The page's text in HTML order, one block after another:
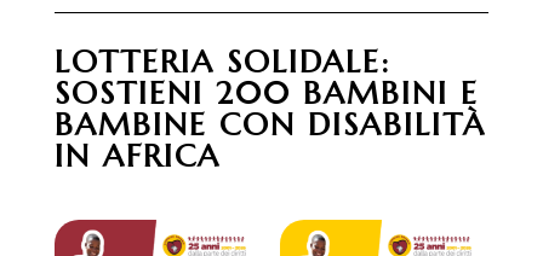
LOTTERIA SOLIDALE:
SOSTIENI 200 BAMBINI E
BAMBINE CON DISABILITÀ
IN AFRICA